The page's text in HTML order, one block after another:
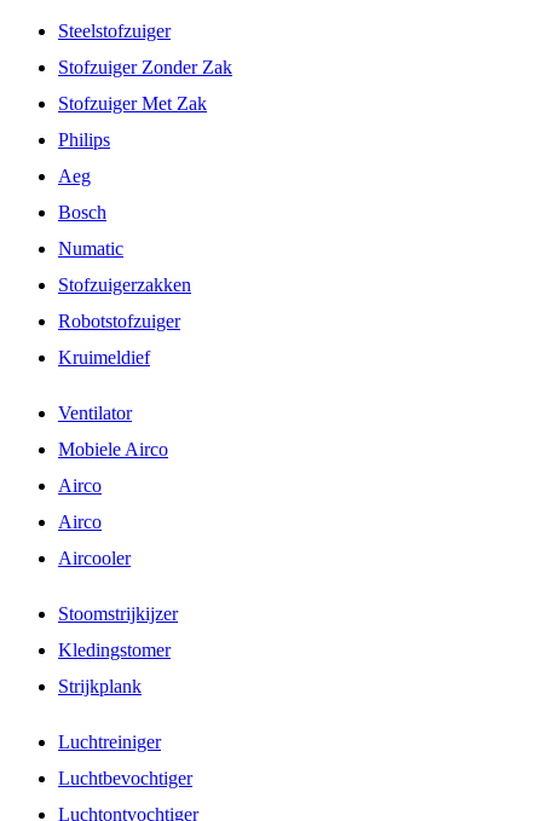
Steelstofzuiger
Stofzuiger Zonder Zak
Stofzuiger Met Zak
Philips
Aeg
Bosch
Numatic
Stofzuigerzakken
Robotstofzuiger
Kruimeldief
Ventilator
Mobiele Airco
Airco
Airco
Aircooler
Stoomstrijkijzer
Kledingstomer
Strijkplank
Luchtreiniger
Luchtbevochtiger
Luchtontvochtiger